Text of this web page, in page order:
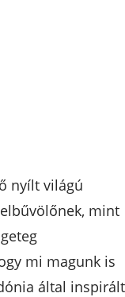
nyílt világú
mint
mi magunk is
által inspirált